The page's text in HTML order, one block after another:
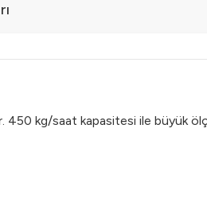
450 kg/saat kapasitesi ile büyük